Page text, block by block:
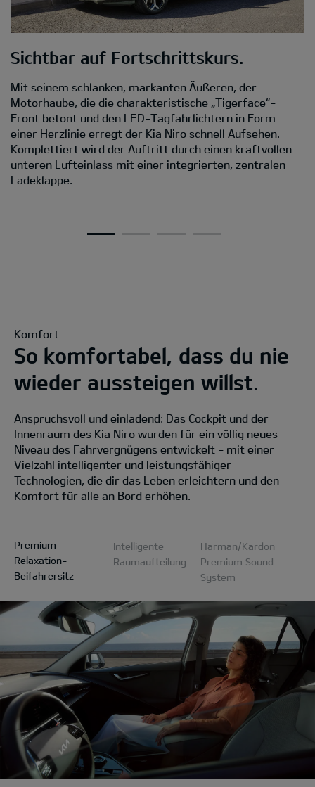
Sichtbar auf Fortschrittskurs.
Mit seinem schlanken, markanten Äußeren, der
Motorhaube, die die charakteristische „Tigerface“-
Front betont und den LED-Tagfahrlichtern in Form
einer Herzlinie erregt der Kia Niro schnell Aufsehen.
Komplettiert wird der Auftritt durch einen kraftvollen
unteren Lufteinlass mit einer integrierten, zentralen
Ladeklappe.
Komfort
So komfortabel, dass du nie
wieder aussteigen willst.
Anspruchsvoll und einladend: Das Cockpit und der
Innenraum des Kia Niro wurden für ein völlig neues
Niveau des Fahrvergnügens entwickelt - mit einer
Vielzahl intelligenter und leistungsfähiger
Technologien, die dir das Leben erleichtern und den
Komfort für alle an Bord erhöhen.
Premium-
Relaxation-
Beifahrersitz
Intelligente
Raumaufteilung
Harman/Kardon
Premium Sound
System